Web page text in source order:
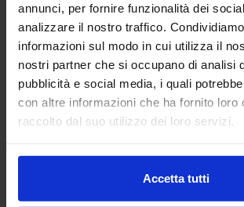
annunci, per fornire funzionalità dei
analizzare il nostro traffico.
informazioni sul modo in cui utilizza il
nostri partner che si occupano di analisi
pubblicità e social media, i quali
con altre informazioni che ha fornito loro
raccolto dal suo utilizzo dei loro servizi.
Accetta tutti
22
Giu